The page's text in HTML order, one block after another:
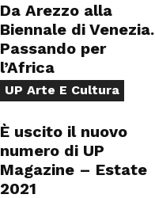
Da Arezzo alla
Biennale di Venezia.
Passando per
l’Africa
UP Arte E Cultura
È uscito il nuovo
numero di UP
Magazine – Estate
2021